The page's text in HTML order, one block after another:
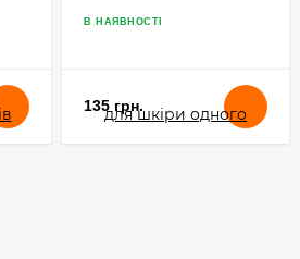
машин
В НАЯВНОСТІ
135 грн.